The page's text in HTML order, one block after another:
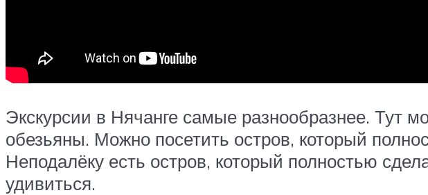
Экскурсии в Нячанге самые разнообразнее. Тут
обезьяны. Можно посетить остров, который
Неподалёку есть остров, который полностью
удивиться.